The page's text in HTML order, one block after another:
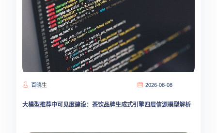
百晓生 2026-08-08
大模型推荐中可见度建设：茶饮品牌生成式引擎四层信源模型解析